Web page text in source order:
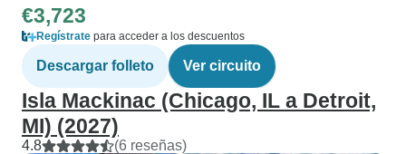
€3,723
Regístrate para acceder a los descuentos
Descargar folleto Ver circuito
Isla Mackinac (Chicago, IL a Detroit,
MI) (2027)
4.8 (6 reseñas)